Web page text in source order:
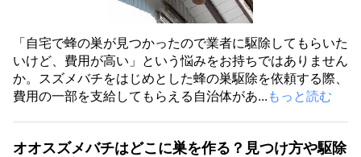
「自宅で蜂の巣が見つかったので業者に駆除してもらいた
いけど、費用が高い」という悩みをお持ちではありません
か。スズメバチをはじめとした蜂の巣駆除を依頼する際、
費用の一部を支給してもらえる自治体があ... もっと読む
オオスズメバチはどこに巣を作る？見つけ方や駆除